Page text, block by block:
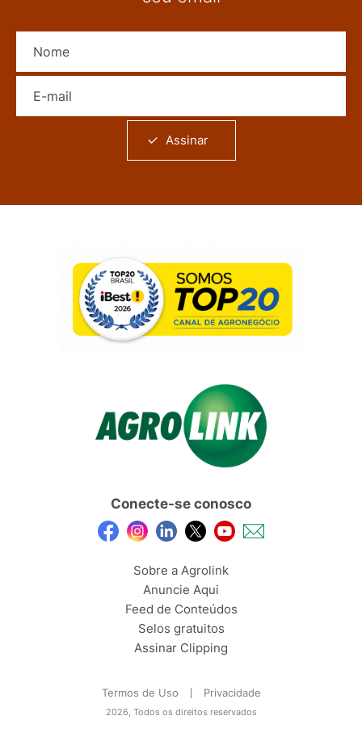
Assinar
Conecte-se conosco
Sobre a Agrolink
Anuncie Aqui
Feed de Conteúdos
Selos gratuitos
Assinar Clipping
Termos de Uso Privacidade
2026, Todos os direitos reservados